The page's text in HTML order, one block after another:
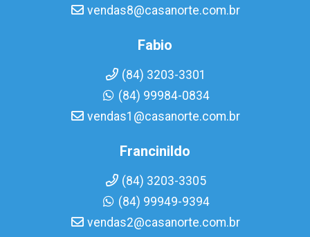
vendas8@casanorte.com.br
Fabio
(84) 3203-3301
(84) 99984-0834
vendas1@casanorte.com.br
Francinildo
(84) 3203-3305
(84) 99949-9394
vendas2@casanorte.com.br